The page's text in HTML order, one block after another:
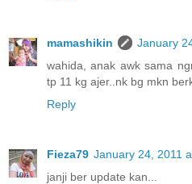
mamashikin
January
wahida, anak awk sama
tp 11 kg ajer..nk bg mkn
Reply
Fieza79 January 24, 2011
janji ber update kan...